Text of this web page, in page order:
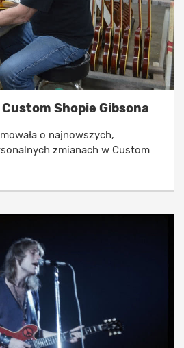
Shopie Gibsona
o najnowszych,
zmianach w Custom